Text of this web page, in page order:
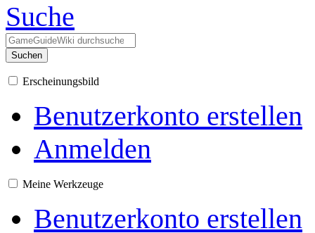
Suche
Suchen
Erscheinungsbild
Benutzerkonto erstellen
Anmelden
Meine Werkzeuge
Benutzerkonto erstellen